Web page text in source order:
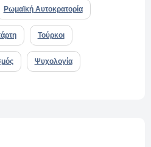
Ρωμαϊκή Αυτοκρατορία
Τούρκοι
Ψυχολογία